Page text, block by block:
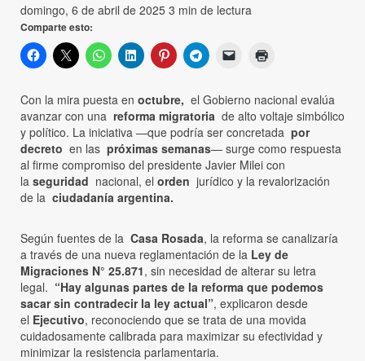
domingo, 6 de abril de 2025 3 min de lectura
Comparte esto:
Con la mira puesta en octubre, el Gobierno nacional evalúa
avanzar con una reforma migratoria de alto voltaje simbólico
y político. La iniciativa —que podría ser concretada por
decreto en las próximas semanas— surge como respuesta
al firme compromiso del presidente Javier Milei con
la seguridad nacional, el orden jurídico y la revalorización
de la ciudadanía argentina.
Según fuentes de la Casa Rosada, la reforma se canalizaría
a través de una nueva reglamentación de la Ley de
Migraciones N° 25.871, sin necesidad de alterar su letra
legal. “Hay algunas partes de la reforma que podemos
sacar sin contradecir la ley actual”, explicaron desde
el Ejecutivo, reconociendo que se trata de una movida
cuidadosamente calibrada para maximizar su efectividad y
minimizar la resistencia parlamentaria.